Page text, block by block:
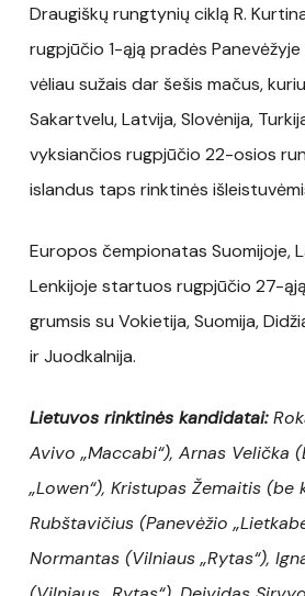
Draugiškų rungtynių ciklą R.
rugpjūčio 1-ąją pradės
vėliau sužais dar šešis mačus,
Sakartvelu, Latvija, Slovėnija,
vyksiančios rugpjūčio 22-osios
islandus taps rinktinės
Europos čempionatas Suomijoje,
Lenkijoje startuos rugpjūčio 27-
grumsis su Vokietija, Suomija,
ir Juodkalnija.
Lietuvos rinktinės kandidatai:
Avivo „Maccabi“), Arnas Velička
„Lowen“), Kristupas Žemaitis (be
Rubštavičius (Panevėžio
Normantas (Vilniaus „Rytas“),